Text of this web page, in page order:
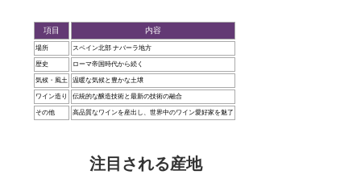
項目 内容
場所 スペイン北部 ナバーラ地方
歴史 ローマ帝国時代から続く
気候・風土 温暖な気候と豊かな土壌
ワイン造り 伝統的な醸造技術と最新の技術の融合
その他 高品質なワインを産出し、世界中のワイン愛好家を魅了
注目される産地